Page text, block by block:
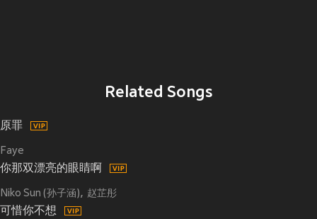
Related Songs
原罪
Faye
你那双漂亮的眼睛啊
Niko Sun (孙子涵) 赵芷彤
可惜你不想